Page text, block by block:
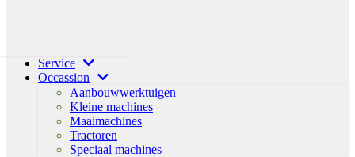
Service
Occassion
Aanbouwwerktuigen
Kleine machines
Maaimachines
Tractoren
Speciaal machines